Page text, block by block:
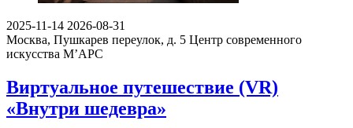
2025-11-14 2026-08-31
Москва, Пушкарев переулок, д. 5 Центр современного
искусства М’АРС
Виртуальное путешествие (VR)
«Внутри шедевра»